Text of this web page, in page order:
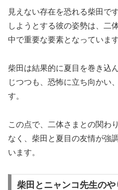
見えない存在を恐れる柴田で
しようとする彼の姿勢は、二
中で重要な要素となっています
柴田は結果的に夏目を巻き込
じつつも、恐怖に立ち向かい
す。
この点で、二体さまとの関わ
なく、柴田と夏目の友情が強
います。
柴田とニャンコ先生のや